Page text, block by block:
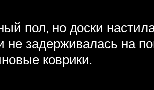
пол, но доски
не задерживалась на
коврики.